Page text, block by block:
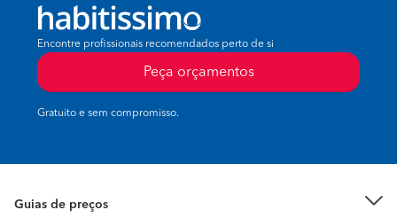
Encontre profissionais recomendados perto de si
Peça orçamentos
Gratuito e sem compromisso.
Guias de preços